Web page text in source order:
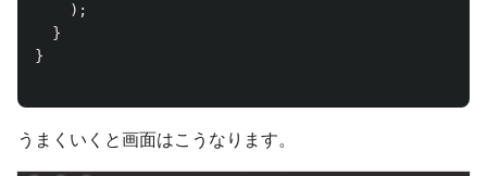
);
}
}
うまくいくと画面はこうなります。